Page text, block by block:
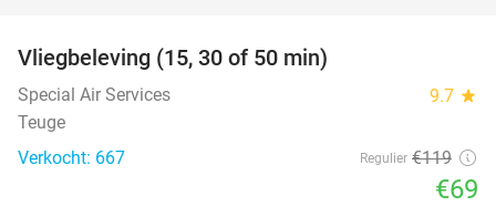
Vliegbeleving (15, 30 of 50 min)
Special Air Services 9.7 star
Teuge
Verkocht: 667
Regulier €119
€69